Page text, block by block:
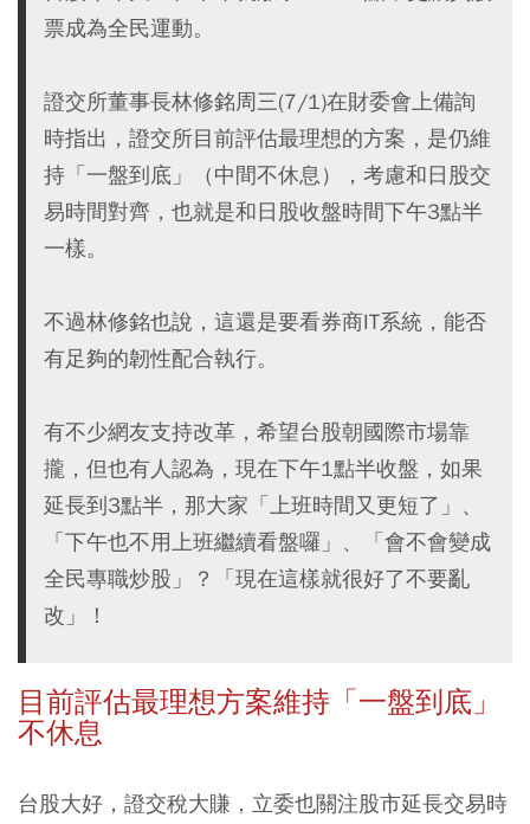
票成為全民運動。
證交所董事長林修銘周三(7/1)在財委會上備詢
時指出，證交所目前評估最理想的方案，是仍維
持「一盤到底」（中間不休息），考慮和日股交
易時間對齊，也就是和日股收盤時間下午3點半
一樣。
不過林修銘也說，這還是要看券商IT系統，能否
有足夠的韌性配合執行。
有不少網友支持改革，希望台股朝國際市場靠
攏，但也有人認為，現在下午1點半收盤，如果
延長到3點半，那大家「上班時間又更短了」、
「下午也不用上班繼續看盤囉」、「會不會變成
全民專職炒股」？「現在這樣就很好了不要亂
改」！
目前評估最理想方案維持「一盤到底」
不休息
台股大好，證交稅大賺，立委也關注股市延長交易時